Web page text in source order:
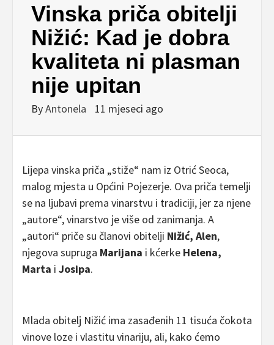
Vinska priča obitelji
Nižić: Kad je dobra
kvaliteta ni plasman
nije upitan
ByAntonela 11 mjeseci ago
Lijepa vinska priča „stiže“ nam iz Otrić Seoca,
malog mjesta u Općini Pojezerje. Ova priča temelji
se na ljubavi prema vinarstvu i tradiciji, jer za njene
„autore“, vinarstvo je više od zanimanja. A
„autori“ priče su članovi obitelji Nižić, Alen,
njegova supruga Marijana i kćerke Helena,
Marta i Josipa.
Mlada obitelj Nižić ima zasađenih 11 tisuća čokota
vinove loze i vlastitu vinariju, ali, kako ćemo